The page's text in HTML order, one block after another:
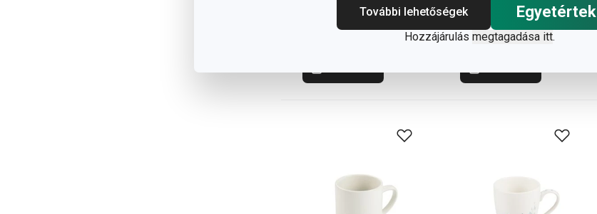
További lehetőségek
Egyetértek
Hozzájárulás megtagadása itt.
webáruházban
12 márkaboltban
Elérhető a
webáruházban
12 márkaboltban
elérhető